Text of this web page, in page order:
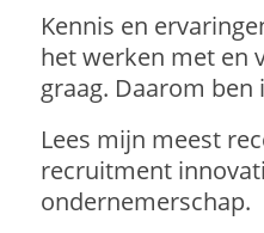
Kennis en
het werken met en
graag. Daarom ben
Lees mijn meest
recruitment
ondernemerschap.